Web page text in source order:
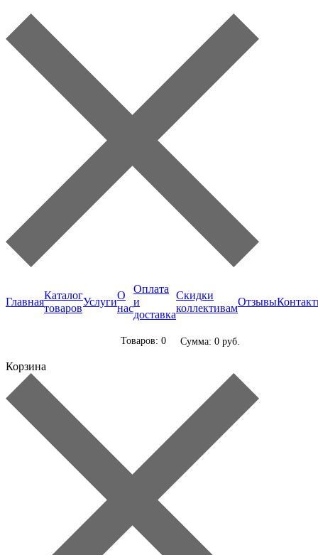
Главная
Каталог
товаров
Услуги
О
нас
Оплата
и
доставка
Скидки
коллективам
Отзывы
Товаров: 0 Сумма: 0 руб.
Корзина